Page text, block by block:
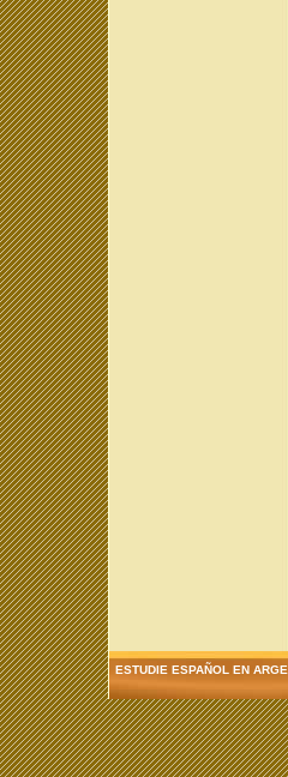
ESTUDIE ESPAÑOL EN